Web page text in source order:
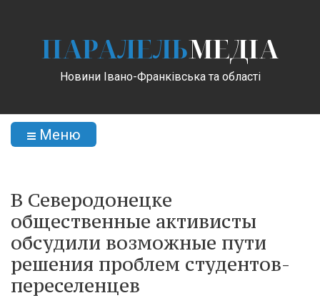
ПАРАЛЕЛЬМЕДІА
Новини Івано-Франківська та області
Меню
В Северодонецке
общественные активисты
обсудили возможные пути
решения проблем студентов-
переселенцев